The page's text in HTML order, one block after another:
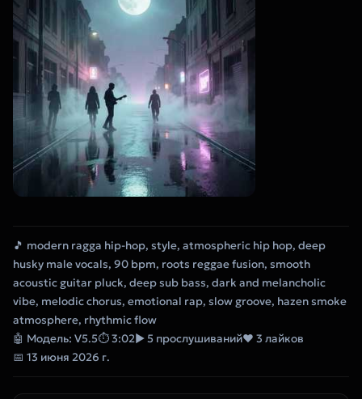
🎵 modern ragga hip-hop, style, atmospheric hip hop, deep
husky male vocals, 90 bpm, roots reggae fusion, smooth
acoustic guitar pluck, deep sub bass, dark and melancholic
vibe, melodic chorus, emotional rap, slow groove, hazen smoke
atmosphere, rhythmic flow
🤖 Модель: V5.5⏱ 3:02▶ 5 прослушиваний❤ 3 лайков
📅 13 июня 2026 г.